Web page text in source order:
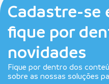
Cadastre-se
fique por
novidades
Fique por dentro dos
sobre as nossas soluções